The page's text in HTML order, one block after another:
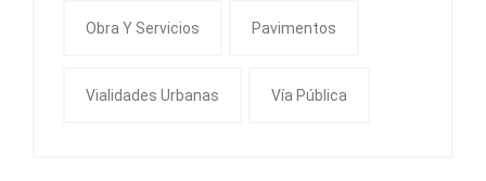
Obra Y Servicios Pavimentos
Vialidades Urbanas Vía Pública